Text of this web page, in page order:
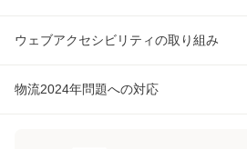
ウェブアクセシビリティの取り組み
物流2024年問題への対応